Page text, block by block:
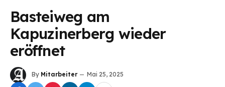
Basteiweg am
Kapuzinerberg wieder
eröffnet
By Mitarbeiter Mai 25, 2025